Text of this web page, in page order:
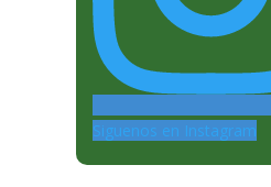
Siguenos en Instagram